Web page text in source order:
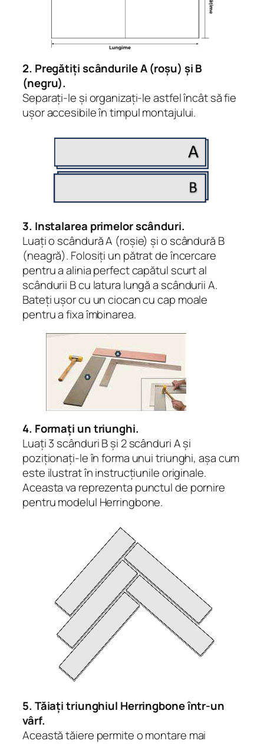
2. Pregătiți scândurile A (roșu) și B
(negru).
Separați-le și organizați-le astfel încât să fie
ușor accesibile în timpul montajului.
3. Instalarea primelor scânduri.
Luați o scândură A (roșie) și o scândură B
(neagră). Folosiți un pătrat de încercare
pentru a alinia perfect capătul scurt al
scândurii B cu latura lungă a scândurii A.
Bateți ușor cu un ciocan cu cap moale
pentru a fixa îmbinarea.
4. Formați un triunghi.
Luați 3 scânduri B și 2 scânduri A și
poziționați-le în forma unui triunghi, așa cum
este ilustrat în instrucțiunile originale.
Aceasta va reprezenta punctul de pornire
pentru modelul Herringbone.
5. Tăiați triunghiul Herringbone într-un
vârf.
Această tăiere permite o montare mai